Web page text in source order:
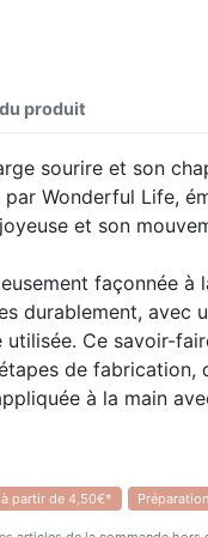
produit
sourire et son
Wonderful Life,
et son
façonnée à
durablement, avec
utilisée. Ce savoir-
de fabrication,
à la main
: elle possède son
qui lui est
partir de 4,50€*